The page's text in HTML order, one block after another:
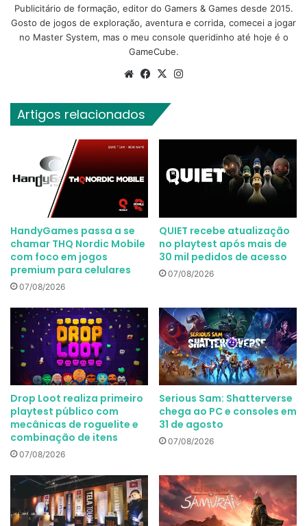
Publicitário de formação, editor do Gamers & Games desde 2015.
Gosto de jogos de exploração, aventura e corrida, comecei a jogar
no Master System, mas o meu console queridinho até hoje é o
GameCube.
WebsiteFacebook
X
Artigos relacionados
HandyGames passa a se
chamar THQ Nordic Mobile
com foco em jogos
premium para celulares
07/08/2026
QUIET recebe atualização
no playtest após mais de
30 mil pedidos de acesso
07/08/2026
Drop Loot realiza primeiro
playtest público com
mecânicas de roguelite e
combinação de itens
07/08/2026
Serious Sam: Shatterverse
chega ao PC e consoles em
31 de agosto
07/08/2026